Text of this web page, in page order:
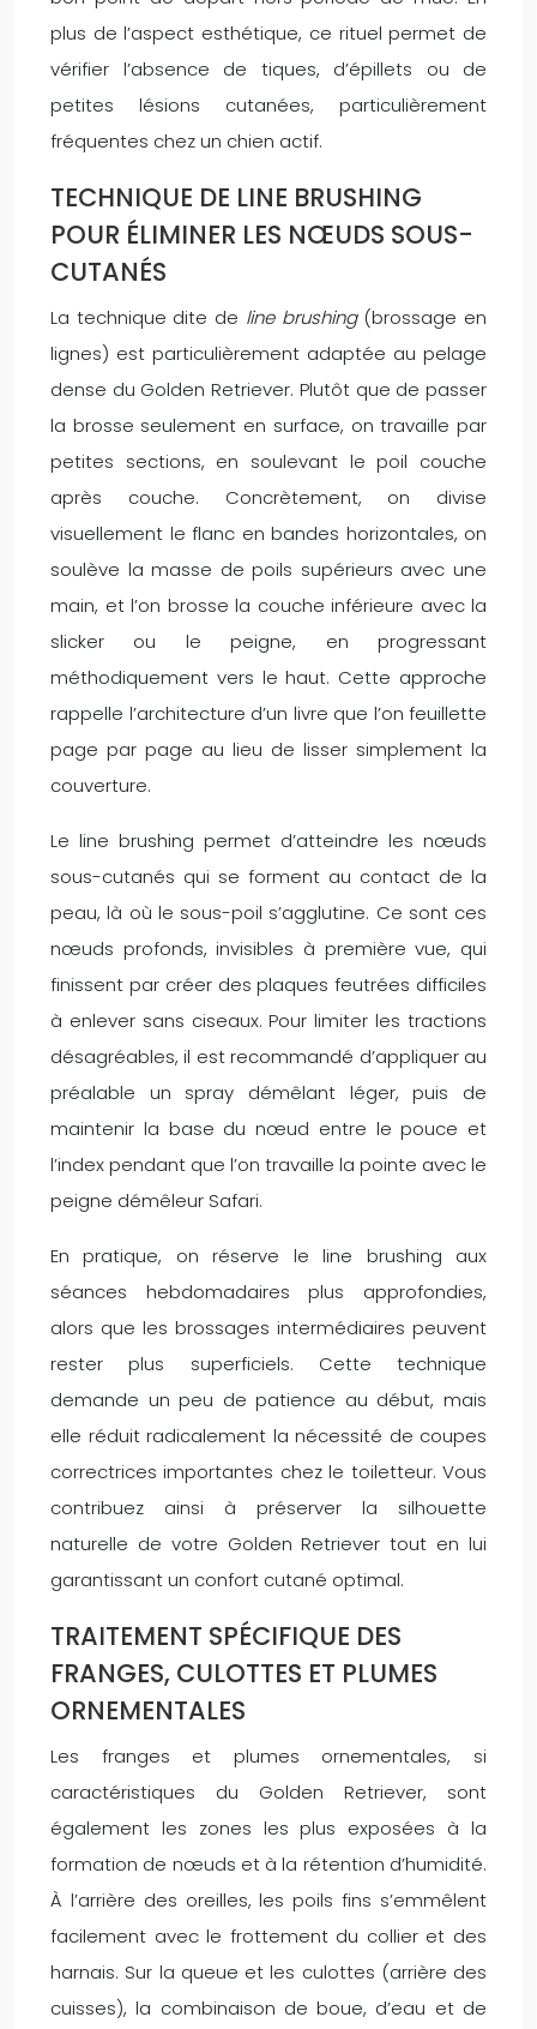
plus de l’aspect esthétique, ce rituel permet de
vérifier l’absence de tiques, d’épillets ou de
petites lésions cutanées, particulièrement
fréquentes chez un chien actif.
TECHNIQUE DE LINE BRUSHING
POUR ÉLIMINER LES NŒUDS SOUS-
CUTANÉS
La technique dite de line brushing(brossage en
lignes) est particulièrement adaptée au pelage
dense du Golden Retriever. Plutôt que de passer
la brosse seulement en surface, on travaille par
petites sections, en soulevant le poil couche
après couche. Concrètement, on divise
visuellement le flanc en bandes horizontales, on
soulève la masse de poils supérieurs avec une
main, et l’on brosse la couche inférieure avec la
slicker ou le peigne, en progressant
méthodiquement vers le haut. Cette approche
rappelle l’architecture d’un livre que l’on feuillette
page par page au lieu de lisser simplement la
couverture.
Le line brushing permet d’atteindre les nœuds
sous-cutanés qui se forment au contact de la
peau, là où le sous-poil s’agglutine. Ce sont ces
nœuds profonds, invisibles à première vue, qui
finissent par créer des plaques feutrées difficiles
à enlever sans ciseaux. Pour limiter les tractions
désagréables, il est recommandé d’appliquer au
préalable un spray démêlant léger, puis de
maintenir la base du nœud entre le pouce et
l’index pendant que l’on travaille la pointe avec le
peigne démêleur Safari.
En pratique, on réserve le line brushing aux
séances hebdomadaires plus approfondies,
alors que les brossages intermédiaires peuvent
rester plus superficiels. Cette technique
demande un peu de patience au début, mais
elle réduit radicalement la nécessité de coupes
correctrices importantes chez le toiletteur. Vous
contribuez ainsi à préserver la silhouette
naturelle de votre Golden Retriever tout en lui
garantissant un confort cutané optimal.
TRAITEMENT SPÉCIFIQUE DES
FRANGES, CULOTTES ET PLUMES
ORNEMENTALES
Les franges et plumes ornementales, si
caractéristiques du Golden Retriever, sont
également les zones les plus exposées à la
formation de nœuds et à la rétention d’humidité.
À l’arrière des oreilles, les poils fins s’emmêlent
facilement avec le frottement du collier et des
harnais. Sur la queue et les culottes (arrière des
cuisses), la combinaison de boue, d’eau et de